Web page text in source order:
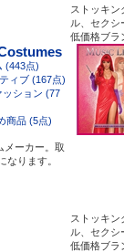
ストッキン
ル、セクシ
低価格ブラ
(443点)
ィブ (167点)
ッション (77
商品 (5点)
メーカー。取
なります。
ストッキン
ル、セクシ
低価格ブラ